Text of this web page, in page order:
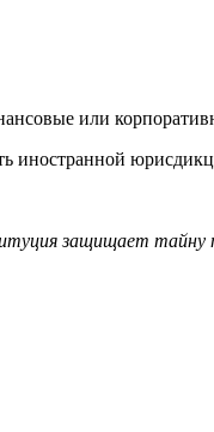
или
иностранной
защищает